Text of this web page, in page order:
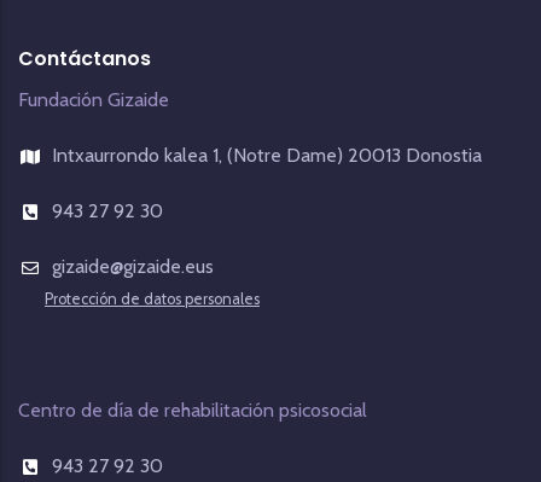
Contáctanos
Fundación Gizaide
Intxaurrondo kalea 1, (Notre Dame) 20013 Donostia
943 27 92 30
gizaide@gizaide.eus
Protección de datos personales
Centro de día de rehabilitación psicosocial
943 27 92 30